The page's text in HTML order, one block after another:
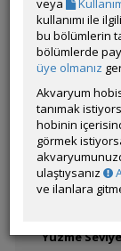
Latince Adı:
Tropheus sp.
"Black"
Coğrafik
Yaşam Alanı:
Beslenme
Davranış
Yüzme
veya
kullanımı ile
bu bölümlerin
bölümlerde
üye olmanız
Akvaryum
tanımak
hobinin
görmek
ulaştıysanız
ve ilanlara